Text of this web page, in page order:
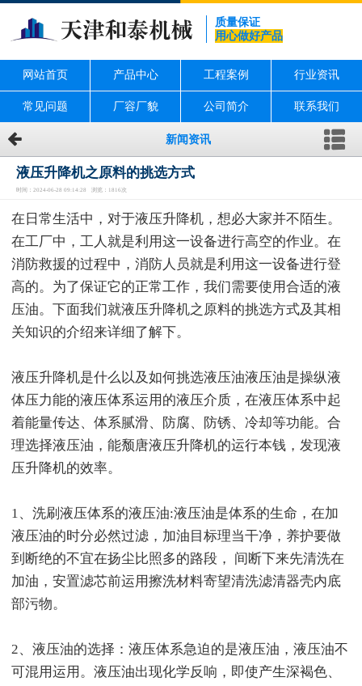
质量保证
用心做好产品
网站首页 产品中心 工程案例 行业资讯
常见问题 厂容厂貌 公司简介 联系我们
新闻资讯
液压升降机之原料的挑选方式
时间：2024-06-28 09:14:28 浏览：1816次
在日常生活中，对于液压升降机，想必大家并不陌生。
在工厂中，工人就是利用这一设备进行高空的作业。在
消防救援的过程中，消防人员就是利用这一设备进行登
高的。为了保证它的正常工作，我们需要使用合适的液
压油。下面我们就液压升降机之原料的挑选方式及其相
关知识的介绍来详细了解下。
液压升降机是什么以及如何挑选液压油液压油是操纵液
体压力能的液压体系运用的液压介质，在液压体系中起
着能量传达、体系腻滑、防腐、防锈、冷却等功能。合
理选择液压油，能颓唐液压升降机的运行本钱，发现液
压升降机的效率。
1、洗刷液压体系的液压油:液压油是体系的生命，在加
液压油的时分必然过滤，加油目标理当干净，养护要做
到断绝的不宜在扬尘比照多的路段， 间断下来先清洗在
加油，安置滤芯前运用擦洗材料寄望清洗滤清器壳内底
部污物。
2、液压油的选择：液压体系急迫的是液压油，液压油不
可混用运用。液压油出现化学反响，即使产生深褐色、